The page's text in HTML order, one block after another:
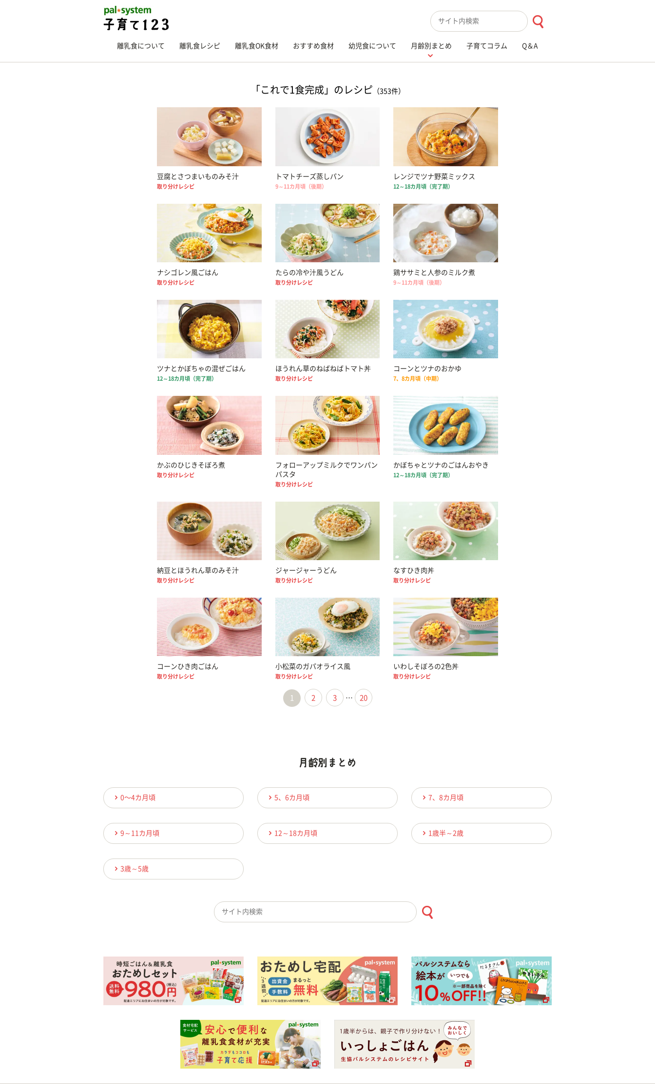
検索キーワード入力
離乳食について 離乳食レシピ 離乳食OK食材 おすすめ食材 幼児食について 月齢別まとめ 子育てコラム Q＆A
「これで1食完成」のレシピ （353件）
豆腐とさつまいものみそ汁
取り分けレシピ
トマトチーズ蒸しパン
9～11カ月頃（後期）
レンジでツナ野菜ミックス
12～18カ月頃（完了期）
ナシゴレン風ごはん
取り分けレシピ
たらの冷や汁風うどん
取り分けレシピ
鶏ササミと人参のミルク煮
9～11カ月頃（後期）
ツナとかぼちゃの混ぜごはん
12～18カ月頃（完了期）
ほうれん草のねばねばトマト丼
取り分けレシピ
コーンとツナのおかゆ
7、8カ月頃（中期）
かぶのひじきそぼろ煮
取り分けレシピ
フォローアップミルクでワンパン
パスタ
取り分けレシピ
かぼちゃとツナのごはんおやき
12～18カ月頃（完了期）
納豆とほうれん草のみそ汁
取り分けレシピ
ジャージャーうどん
取り分けレシピ
なすひき肉丼
取り分けレシピ
コーンひき肉ごはん
取り分けレシピ
小松菜のガパオライス風
取り分けレシピ
いわしそぼろの2色丼
取り分けレシピ
1 2 3 … 20
0〜4カ月頃 5、6カ月頃 7、8カ月頃
9～11カ月頃 12～18カ月頃 1歳半～2歳
3歳～5歳
検索キーワード入力